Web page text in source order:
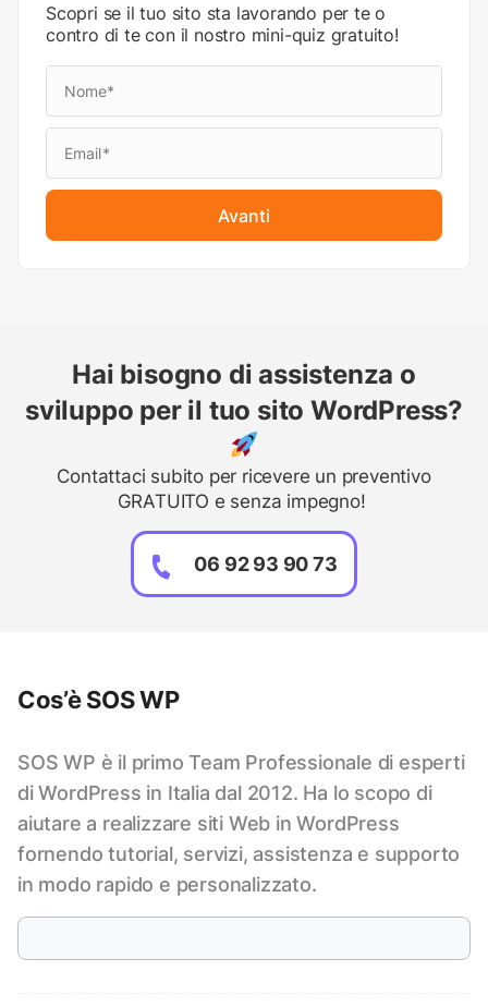
Scopri se il tuo sito sta lavorando per te o
contro di te con il nostro mini-quiz gratuito!
Avanti
Hai bisogno di assistenza o
sviluppo per il tuo sito WordPress?
Contattaci subito per ricevere un preventivo
GRATUITO e senza impegno!
06 92 93 90 73
Cos’è SOS WP
SOS WP è il primo Team Professionale di esperti
di WordPress in Italia dal 2012. Ha lo scopo di
aiutare a realizzare siti Web in WordPress
fornendo tutorial, servizi, assistenza e supporto
in modo rapido e personalizzato.